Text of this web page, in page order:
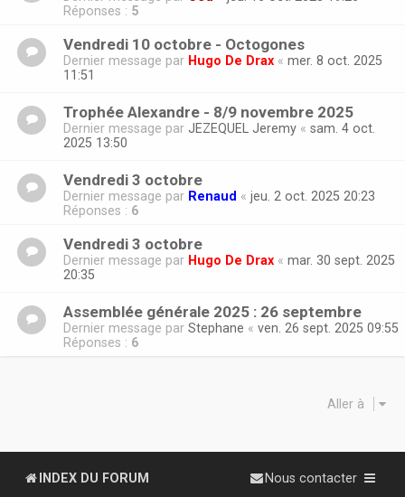
Réponses : 5
Vendredi 10 octobre - Octogones
Dernier message par Hugo De Drax « mer. 8 oct. 2025
11:51
Trophée Alexandre - 8/9 novembre 2025
Dernier message par JEZEQUEL Jeremy « sam. 4 oct.
2025 13:50
Vendredi 3 octobre
Dernier message par Renaud « jeu. 2 oct. 2025 20:23
Réponses : 6
Vendredi 3 octobre
Dernier message par Hugo De Drax « mar. 30 sept. 2025
20:35
Assemblée générale 2025 : 26 septembre
Dernier message par Stephane « ven. 26 sept. 2025 09:55
Réponses : 6
Aller à
INDEX DU FORUM Nous contacter